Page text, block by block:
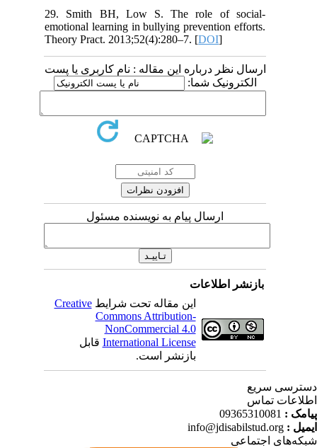
29. Smith BH, Low S. The role of social-
emotional learning in bullying prevention efforts.
Theory Pract. 2013;52(4):280–7. [DOI
ارسال نظر درباره این مقاله : نام کاربری یا پست
الکترونیک شما:
ارسال پیام به نویسنده مسئول
بازنشر اطلاعات
این مقاله تحت شرایطCreative
Commons Attribution-
NonCommercial 4.0
International Licenseقابل
بازنشر است.
سریع
تماس
:
09365310081
:
info@jdisabilstud.org
اجتماعی